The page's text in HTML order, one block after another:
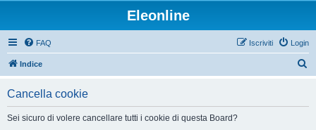
Eleonline
FAQ Login
Iscriviti
Indice
Cancella cookie
Sei sicuro di volere cancellare tutti i cookie di questa Board?